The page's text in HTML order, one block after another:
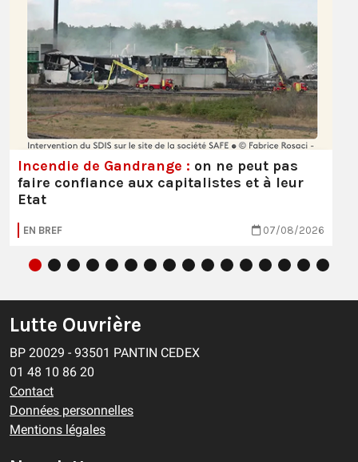
Incendie de Gandrange : on ne peut pas
faire confiance aux capitalistes et à leur
Etat
EN BREF 07/08/2026
Lutte Ouvrière
BP 20029 - 93501 PANTIN CEDEX
01 48 10 86 20
Contact
Données personnelles
Mentions légales